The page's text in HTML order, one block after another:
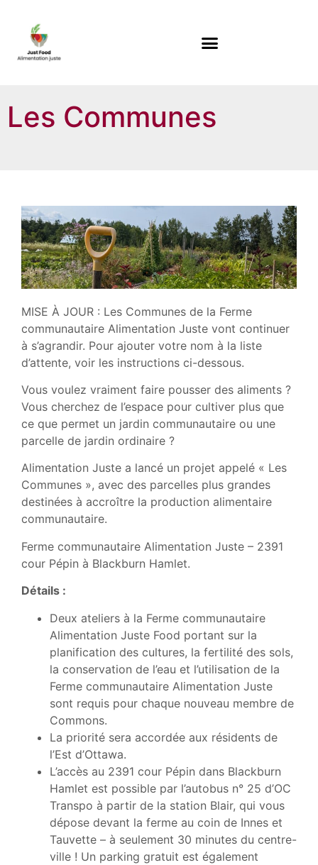
Les Communes
MISE À JOUR : Les Communes de la Ferme
communautaire Alimentation Juste vont continuer
à s’agrandir. Pour ajouter votre nom à la liste
d’attente, voir les instructions ci-dessous.
Vous voulez vraiment faire pousser des aliments ?
Vous cherchez de l’espace pour cultiver plus que
ce que permet un jardin communautaire ou une
parcelle de jardin ordinaire ?
Alimentation Juste a lancé un projet appelé « Les
Communes », avec des parcelles plus grandes
destinées à accroître la production alimentaire
communautaire.
Ferme communautaire Alimentation Juste – 2391
cour Pépin à Blackburn Hamlet.
Détails :
Deux ateliers à la Ferme communautaire
Alimentation Juste Food portant sur la
planification des cultures, la fertilité des sols,
la conservation de l’eau et l’utilisation de la
Ferme communautaire Alimentation Juste
sont requis pour chaque nouveau membre de
Commons.
La priorité sera accordée aux résidents de
l’Est d’Ottawa.
L’accès au 2391 cour Pépin dans Blackburn
Hamlet est possible par l’autobus n° 25 d’OC
Transpo à partir de la station Blair, qui vous
dépose devant la ferme au coin de Innes et
Tauvette – à seulement 30 minutes du centre-
ville ! Un parking gratuit est également